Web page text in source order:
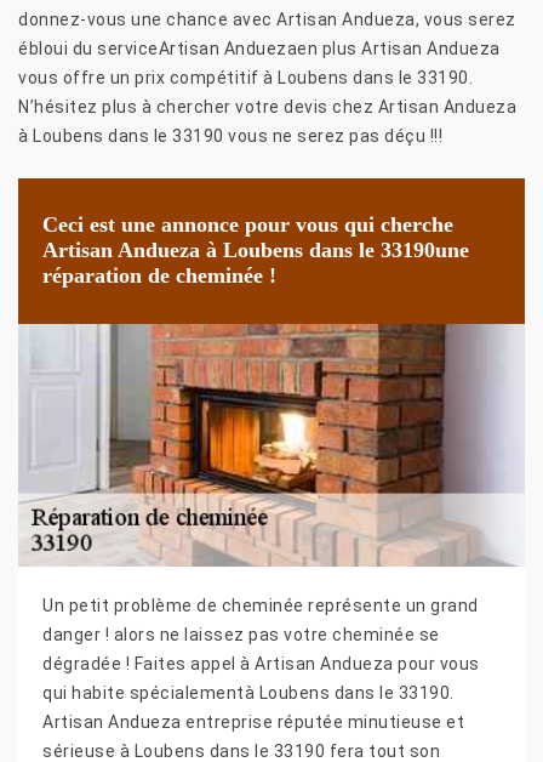
donnez-vous une chance avec Artisan Andueza, vous serez
ébloui du serviceArtisan Anduezaen plus Artisan Andueza
vous offre un prix compétitif à Loubens dans le 33190.
N’hésitez plus à chercher votre devis chez Artisan Andueza
à Loubens dans le 33190 vous ne serez pas déçu !!!
Ceci est une annonce pour vous qui cherche
Artisan Andueza à Loubens dans le 33190une
réparation de cheminée !
Un petit problème de cheminée représente un grand
danger ! alors ne laissez pas votre cheminée se
dégradée ! Faites appel à Artisan Andueza pour vous
qui habite spécialementà Loubens dans le 33190.
Artisan Andueza entreprise réputée minutieuse et
sérieuse à Loubens dans le 33190 fera tout son